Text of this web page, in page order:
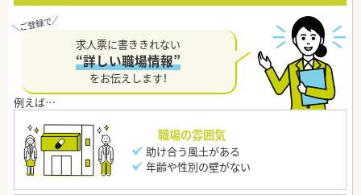
求人票に書ききれない
“詳しい職場情報”
をお伝えします！
職場の雰囲気
助け合う風土がある
年齢や性別の壁がない